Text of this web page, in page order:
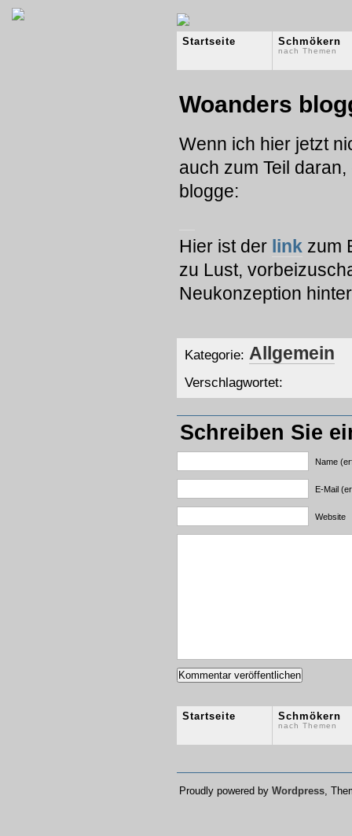
Startseite Schmökern
nach Themen
Woanders
Wenn ich hier jetzt
auch zum Teil
blogge:
Hier ist der link zum
zu Lust,
Neukonzeption
Kategorie: Allgemein
Verschlagwortet:
Schreiben Sie
Name
E-Mail
Website
Startseite Schmökern
nach Themen
Proudly powered by Wordpress,